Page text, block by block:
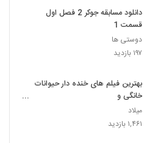
دانلود مسابقه جوکر 2 فصل اول
قسمت 1
دوستی ها
۱۹۷ بازدید
بهترین فیلم های خنده دار حیوانات
خانگی و
کودکان,مستند,حیوانات,شکار,حیات
وحش,راز بقا
میلاد
۱,۴۶۱ بازدید